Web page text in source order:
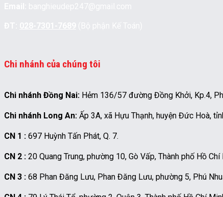
Chi nhánh của chúng tôi
Chi nhánh Đồng Nai: Hẻm 136/57 đường Đồng Khởi, Kp.4,
Chi nhánh Long An: Ấp 3A, xã Hựu Thạnh, huyện Đức Hoà,
CN 1 : 697 Huỳnh Tấn Phát, Q. 7.
CN 2 : 20 Quang Trung, phường 10, Gò Vấp, Thành phố Hồ Chí
CN 3 : 68 Phan Đăng Lưu, Phan Đăng Lưu, phường 5, Phú